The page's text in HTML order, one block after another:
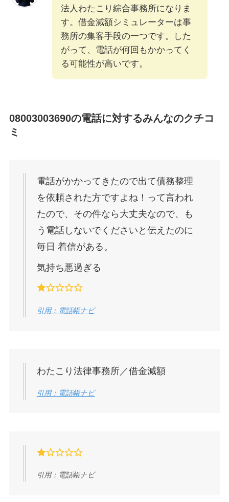
法人わたこり綜合事務所になりま
す。借金減額シミュレーターは事
務所の集客手段の一つです。した
がって、電話が何回もかかってく
る可能性が高いです。
08003003690の電話に対するみんなのクチコ
ミ
電話がかかってきたので出て債務整理
を依頼された方ですよね！って言われ
たので、その件なら大丈夫なので、も
う電話しないでくださいと伝えたのに
毎日 着信がある。
気持ち悪過ぎる
引用：電話帳ナビ
わたこり法律事務所／借金減額
引用：電話帳ナビ
引用：電話帳ナビ